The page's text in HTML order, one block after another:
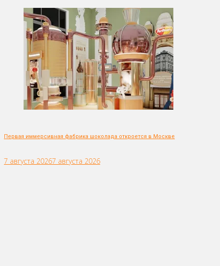
Первая иммерсивная фабрика шоколада откроется в Москве
7 августа 20267 августа 2026